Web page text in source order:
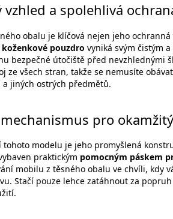
vzhled a spolehlivá
obalu je klíčová nejen jeho
pouzdro vyniká svým čistým
bezpečné útočiště před nevzhlednými
ze všech stran, takže se nemusíte
a jiných ostrých předmětů.
pro
modelu je jeho promyšlená
praktickým pomocným páskem
mobilu z těsného obalu ve chvíli, kdy
Stačí pouze lehce zatáhnout za